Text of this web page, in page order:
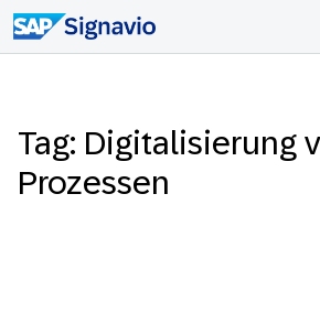
Tag: Digitalisierung
Prozessen